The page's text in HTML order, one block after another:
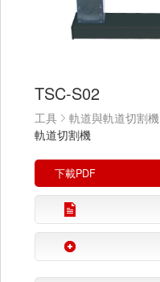
TSC-S02
工具
軌道與軌道切割機
軌道切割機
下載PDF